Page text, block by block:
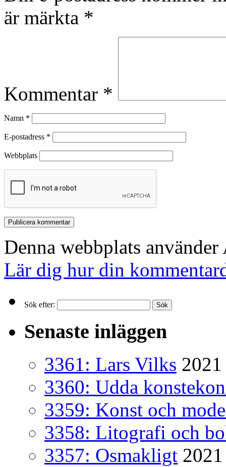
är märkta *
Kommentar *
Namn *
E-postadress *
Webbplats
Denna webbplats
Lär dig hur din
Sök efter:
Senaste inläggen
3361: Lars Vilks
3360: Udda
3359: Konst och
3358: Litografi och
3357: Osmakligt